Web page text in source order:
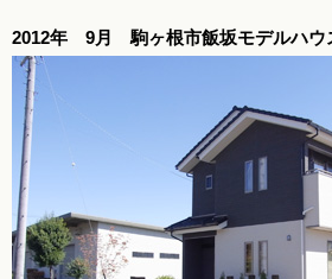
2012年 9月 駒ヶ根市飯坂モデルハウ